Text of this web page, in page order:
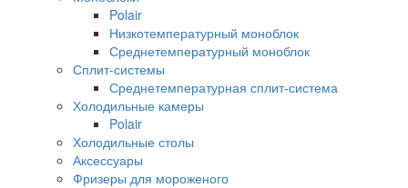
Polair
Низкотемпературный моноблок
Среднетемпературный моноблок
Сплит-системы
Среднетемпературная сплит-система
Холодильные камеры
Polair
Холодильные столы
Аксессуары
Фризеры для мороженого